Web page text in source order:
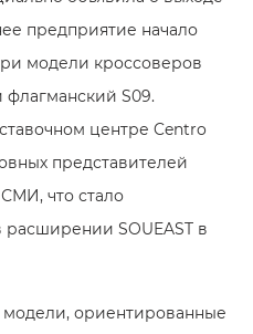
предприятие начало
модели кроссоверов
флагманский S09.
центре Centro
представителей
что стало
SOUEAST в
модели, ориентированные